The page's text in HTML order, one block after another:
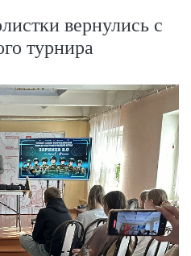
вернулись с
турнира